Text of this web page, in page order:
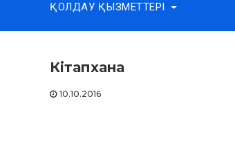
ҚОЛДАУ ҚЫЗМЕТТЕРІ
Кітапхана
10.10.2016